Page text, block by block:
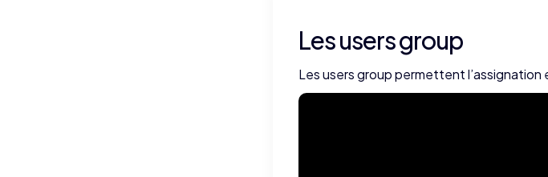
Les users group
Les users group permettent l’assignation